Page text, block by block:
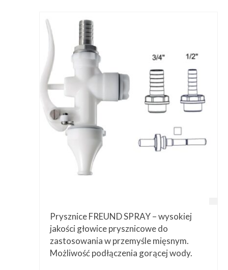
Prysznice FREUND SPRAY – wysokiej
jakości głowice prysznicowe do
zastosowania w przemyśle mięsnym.
Możliwość podłączenia gorącej wody.